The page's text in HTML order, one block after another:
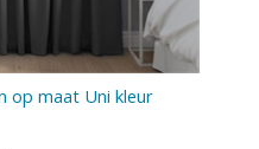
op maat Uni kleur